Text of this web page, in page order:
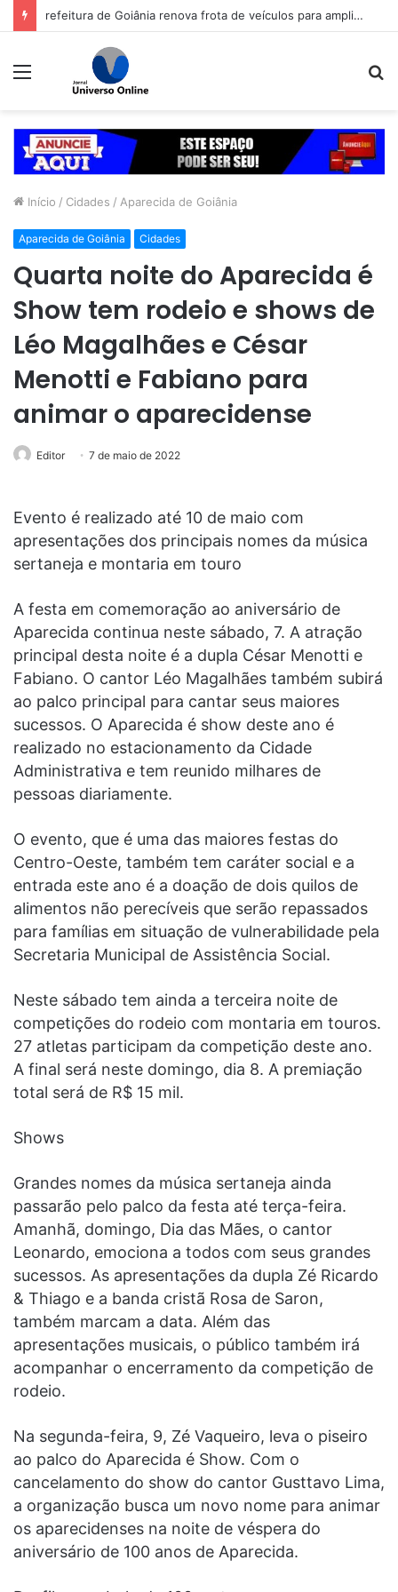
refeitura de Goiânia renova frota de veículos para ampliar eficiência dos serviços e reduzir custos com manutenção
Menu
Início / Cidades / Aparecida de Goiânia
Aparecida de Goiânia Cidades
Quarta noite do Aparecida é
Show tem rodeio e shows de
Léo Magalhães e César
Menotti e Fabiano para
animar o aparecidense
Editor 7 de maio de 2022
Evento é realizado até 10 de maio com
apresentações dos principais nomes da música
sertaneja e montaria em touro
A festa em comemoração ao aniversário de
Aparecida continua neste sábado, 7. A atração
principal desta noite é a dupla César Menotti e
Fabiano. O cantor Léo Magalhães também subirá
ao palco principal para cantar seus maiores
sucessos. O Aparecida é show deste ano é
realizado no estacionamento da Cidade
Administrativa e tem reunido milhares de
pessoas diariamente.
O evento, que é uma das maiores festas do
Centro-Oeste, também tem caráter social e a
entrada este ano é a doação de dois quilos de
alimentos não perecíveis que serão repassados
para famílias em situação de vulnerabilidade pela
Secretaria Municipal de Assistência Social.
Neste sábado tem ainda a terceira noite de
competições do rodeio com montaria em touros.
27 atletas participam da competição deste ano.
A final será neste domingo, dia 8. A premiação
total será de R$ 15 mil.
Shows
Grandes nomes da música sertaneja ainda
passarão pelo palco da festa até terça-feira.
Amanhã, domingo, Dia das Mães, o cantor
Leonardo, emociona a todos com seus grandes
sucessos. As apresentações da dupla Zé Ricardo
& Thiago e a banda cristã Rosa de Saron,
também marcam a data. Além das
apresentações musicais, o público também irá
acompanhar o encerramento da competição de
rodeio.
Na segunda-feira, 9, Zé Vaqueiro, leva o piseiro
ao palco do Aparecida é Show. Com o
cancelamento do show do cantor Gusttavo Lima,
a organização busca um novo nome para animar
os aparecidenses na noite de véspera do
aniversário de 100 anos de Aparecida.